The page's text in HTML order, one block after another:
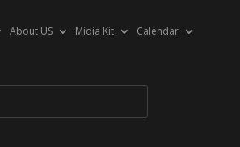
About US Midia Kit Calendar